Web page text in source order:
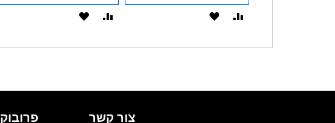
הוסף
הוסף
צור קשר פרובוק